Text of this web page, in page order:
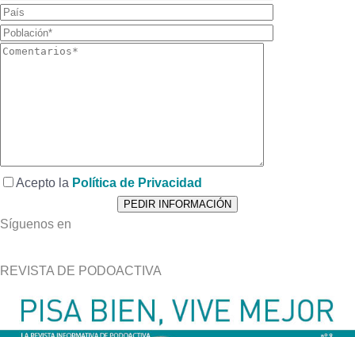
Acepto la Política de Privacidad
Síguenos en
REVISTA DE PODOACTIVA